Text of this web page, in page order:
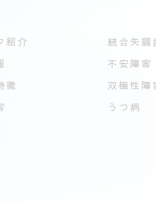
紹介
徴
統合失調
不安障害
双極性障
うつ病